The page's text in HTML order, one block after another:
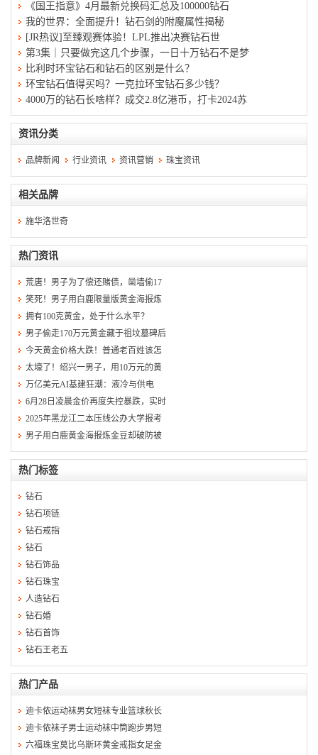
《国王指意》4月最新兑换码汇总及100000钻石
我的世界：全面提升！钻石剑的附魔属性揭秘
[JR热议]至臻观赛体验！LPL推出决赛钻石世
第3集｜只要做完这几个步骤，一日十万钻石不是梦
比利时环宝钻石和钻石的区别是什么？
环宝钻石值得买吗？一克拉环宝钻石多少钱？
4000万的钻石长啥样？成交2.8亿港币，打卡2024苏
资讯分类
品牌新闻 行业资讯 资讯营销 珠宝资讯
相关品牌
施华洛世奇
热门资讯
荒唐！男子为了偿还赌债，凿墙偷17
笑死！男子用白鹿限量版黄金海报炼
拥有100克黄金，处于什么水平？
男子偷走170万元黄金藏于祖坟墓碑后
今天黄金价格大跌！普通老百姓该怎
太壕了！绍兴一男子，用10万元的黄
万亿美元AI基建狂潮：液冷与供电
6月28日凌晨金价再度失控暴跌，实时
2025年黑龙江二本压线公办大学报考
男子用白鹿黄金海报炼金豆却破防被
热门标签
钻石
钻石项链
钻石戒指
钻石
钻石饰品
钻石珠宝
人造钻石
钻石婚
钻石首饰
钻石王老五
热门产品
迪卡侬运动袜男女短袜专业篮球秋长
迪卡侬袜子男士运动袜中筒跑步男短
六福珠宝莫比乌斯环黄金戒指女足金